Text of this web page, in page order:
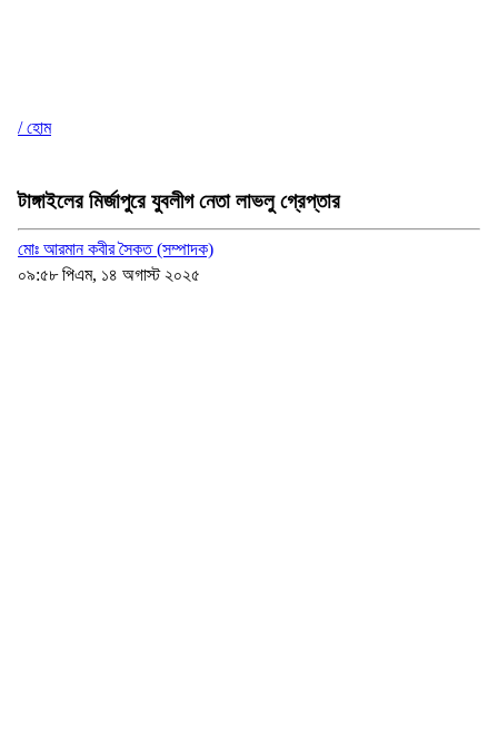
/ হোম
টাঙ্গাইলের মির্জাপুরে যুবলীগ নেতা লাভলু গ্রেপ্তার
মোঃ আরমান কবীর সৈকত (সম্পাদক)
০৯:৫৮ পিএম, ১৪ অগাস্ট ২০২৫